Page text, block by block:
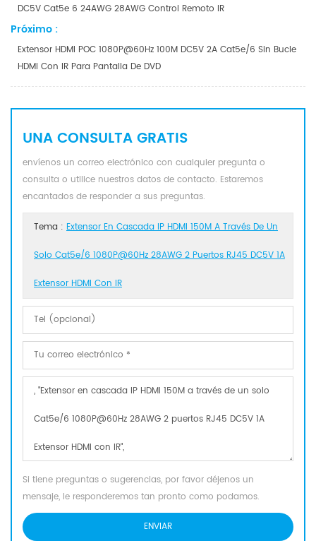
DC5V Cat5e 6 24AWG 28AWG Control Remoto IR
Próximo :
Extensor HDMI POC 1080P@60Hz 100M DC5V 2A Cat5e/6 Sin Bucle
HDMI Con IR Para Pantalla De DVD
UNA CONSULTA GRATIS
envíenos un correo electrónico con cualquier pregunta o
consulta o utilice nuestros datos de contacto. Estaremos
encantados de responder a sus preguntas.
Tema : Extensor En Cascada IP HDMI 150M A Través De Un
Solo Cat5e/6 1080P@60Hz 28AWG 2 Puertos RJ45 DC5V 1A
Extensor HDMI Con IR
Si tiene preguntas o sugerencias, por favor déjenos un
mensaje, le responderemos tan pronto como podamos.